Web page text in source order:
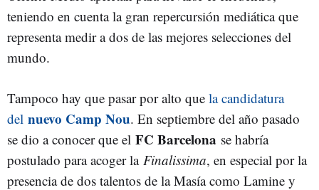
teniendo en cuenta la gran repercursión mediática que
representa medir a dos de las mejores selecciones del
mundo.
Tampoco hay que pasar por alto que la candidatura
del nuevo Camp Nou. En septiembre del año pasado
se dio a conocer que el FC Barcelona se habría
postulado para acoger la Finalissima, en especial por la
presencia de dos talentos de la Masía como Lamine y